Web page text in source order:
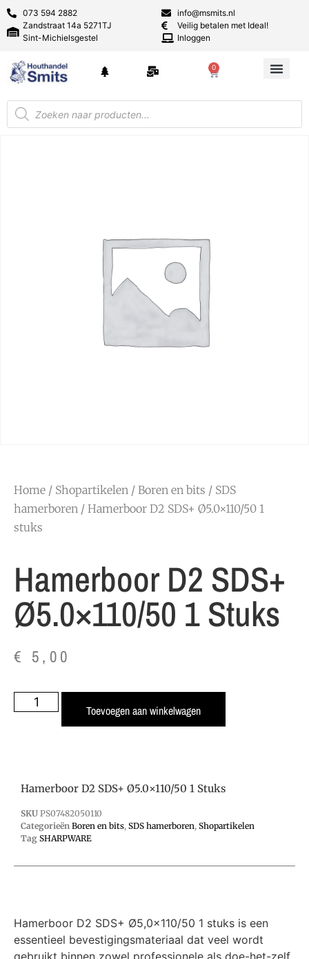
073 594 2882
Zandstraat 14a 5271TJ
Sint-Michielsgestel
info@msmits.nl
Veilig betalen met Ideal!
Inloggen
0
Home / Shopartikelen / Boren en bits / SDS
hamerboren / Hamerboor D2 SDS+ Ø5.0×110/50 1
stuks
Hamerboor D2 SDS+
Ø5.0×110/50 1 Stuks
€ 5,00
Toevoegen aan winkelwagen
Hamerboor D2 SDS+ Ø5.0×110/50 1 Stuks
SKU PS07482050110
Categorieën Boren en bits, SDS hamerboren, Shopartikelen
Tag SHARPWARE
Hamerboor D2 SDS+ Ø5,0×110/50 1 stuks is een
essentieel bevestigingsmateriaal dat veel wordt